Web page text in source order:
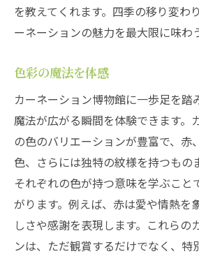
ストレス軽減効果
日常からのリフレッシュ
所
地元住民に愛される場所
観光客に人気の理由
季節ごとの特別イベント
訪問者の心に残る風景
知られざるフォトジェニ
再訪したくなる理由
カーネーション博物館で知る
を教えてくれます。四季の移り変わ
ーネーションの魅力を最大限に味わ
色彩の魔法を体感
カーネーション博物館に一歩足を踏
魔法が広がる瞬間を体験できます。
の色のバリエーションが豊富で、赤
色、さらには独特の紋様を持つもの
それぞれの色が持つ意味を学ぶこと
がります。例えば、赤は愛や情熱を
しさや感謝を表現します。これらの
ンは、ただ観賞するだけでなく、特